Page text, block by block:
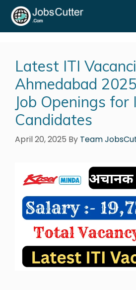
Latest ITI
Ahmedabad
Job Openings for
Candidates
April 20, 2025 By Team